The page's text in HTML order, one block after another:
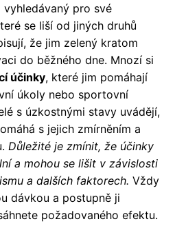
pro své
se liší od jiných druhů
že jim zelený kratom
do běžného dne. Mnozí si
účinky, které jim pomáhají
úkoly nebo sportovní
s úzkostnými stavy uvádějí,
s jejich zmírněním a
Důležité je zmínit, že účinky
a mohou se lišit v závislosti
a dalších faktorech. Vždy
dávkou a postupně ji
požadovaného efektu.